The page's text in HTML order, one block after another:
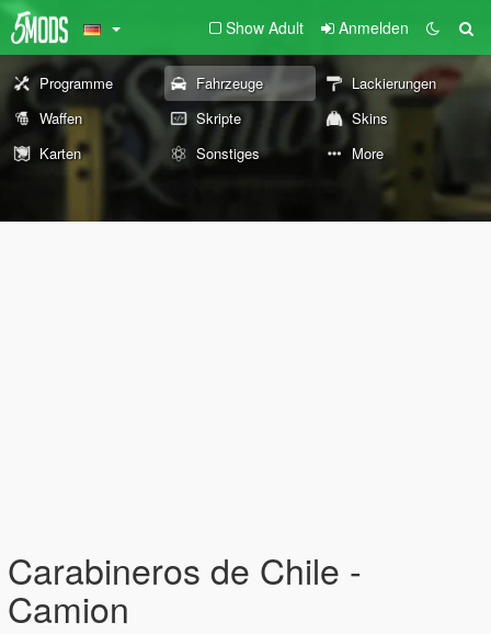
Show Adult Anmelden
Programme Fahrzeuge
Lackierungen
Waffen
Skripte
Skins
Karten
Sonstiges More
Carabineros de Chile -
Camion